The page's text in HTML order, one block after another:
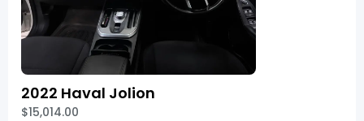
2022 Haval Jolion
$15,014.00